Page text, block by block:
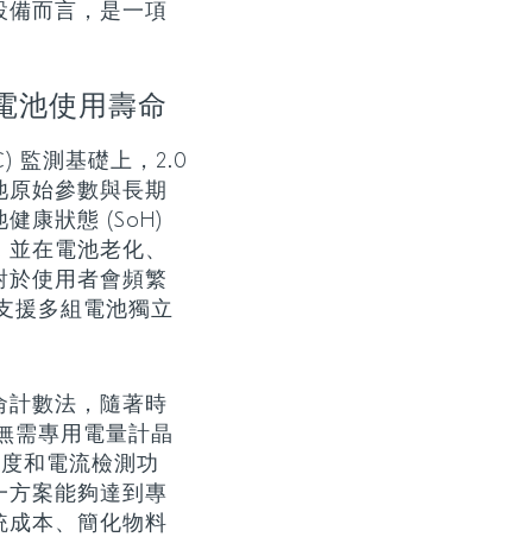
備而言，是一項
池使用壽命
監測基礎上，2.0
始參數與長期
康狀態 (SoH)
在電池老化、
於使用者會頻繁
援多組電池獨立
計數法，隨著時
需專用電量計晶
和電流檢測功
方案能夠達到專
成本、簡化物料